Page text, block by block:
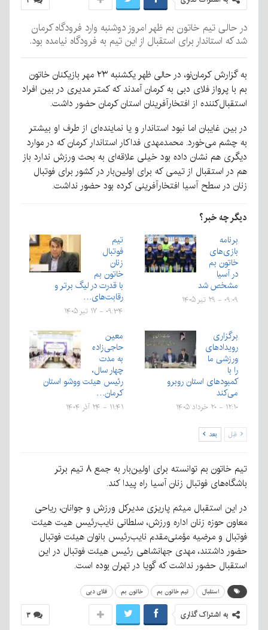
در حالی تیم خاتون بم ظهر امروز دوشنبه وارد فرودگاه کرمان
شد که استاندار برای استقبال از این تیم به فرودگاه نیامده بود.
به گزارش کرمان‌نو، در حالی ظهر یکشنبه ۲۳ مهر بازیکنان خاتون
بم با پرواز فلای دبی به کرمان آمدند که کمتر مدیری در بین افراد
استقبال‌کننده از افتخارآفرینان استان کرمان حضور داشت.
در بین غایبان اما نبود استاندار و یا نماینده‌ای از طرف او بیشتر
به چشم می‌خورد. محمدمهدی فداکار استاندار کرمان که در موارد
دیگری هم نشان داده بود خیلی علاقه‌ای به بحث ورزش ندارد باز
هم در استقبال از تیمی که برای اولین‌بار در کشور برای فوتبال
زنان در سطح آسیا افتخارآفرینی کرده بود حضور نداشت.
دیگر چه خبر؟
برنامه
بازی‌های
خاتون بم
در آسیا
مشخص شد
۰۹:۰۹ - ۲۹ تیر ۱۴۰۵
تیم
فوتبال
زنان
خاتون بم
با قدرت در لیگ برتر و
رقابت‌های…
۰۹:۳۴ - ۱۷ تیر ۱۴۰۵
برگزاری
رویدادهای
ورزشی ما
را با
کمبودهای استان روبرو
می‌کند
۱۲:۱۰ - ۲۰ خرداد ۱۴۰۵
معین
حاجی‌زاده
به مدت
چهار سال،
رئیس هیئت ووشو استان
کرمان…
۱۱:۴۱ - ۲۴ آذر ۱۴۰۴
قبل بعد
تیم خاتون بم توانسته برای اولین‌بار به جمع ۸ تیم برتر
باشگاه‌های فوتبال زنان آسیا راه پیدا کند.
در این استقبال میثم پاریزی مدیرکل ورزش و جوانان، ریاحی
معاون حوزه زنان اداره ورزش، سلطانی نایب‌رئیس هیت هیئت
فوتبال و مرضیه مؤمنی‌مقدم نایب‌رئیس بانوان هیئت فوتبال
حضور داشتند، مهدی جهانشاهی رئیس هیئت فوتبال در این
استقبال حضور نداشت که گویا در تهران بوده است.
استقبال تیم خاتون بم خاتون بم فلای دبی
۳ به اشتراک گذاری